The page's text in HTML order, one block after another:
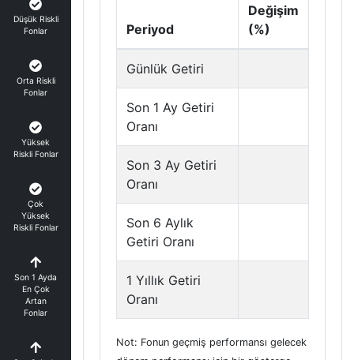
Düşük Riskli
Fonlar
Orta Riskli
Fonlar
Yüksek
Riskli Fonlar
Çok
Yüksek
Riskli Fonlar
Son 1 Ayda
En Çok
Artan
Fonlar
Periyod
Değişim
(%)
Günlük Getiri
Son 1 Ay Getiri
Oranı
Son 3 Ay Getiri
Oranı
Son 6 Aylık
Getiri Oranı
1 Yıllık Getiri
Oranı
Not: Fonun geçmiş performansı gelecek